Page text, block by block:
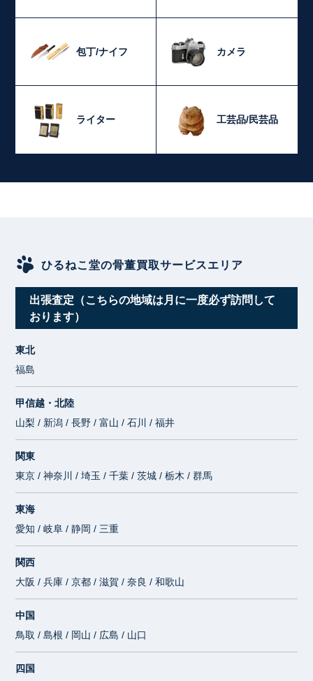
包丁/ナイフ カメラ
ライター 工芸品/民芸品
ひるねこ堂の骨董買取サービスエリア
出張査定（こちらの地域は月に一度必ず訪問して
おります）
東北
福島
甲信越・北陸
山梨 / 新潟 / 長野 / 富山 / 石川 / 福井
関東
東京 / 神奈川 / 埼玉 / 千葉 / 茨城 / 栃木 / 群馬
東海
愛知 / 岐阜 / 静岡 / 三重
関西
大阪 / 兵庫 / 京都 / 滋賀 / 奈良 / 和歌山
中国
鳥取 / 島根 / 岡山 / 広島 / 山口
四国